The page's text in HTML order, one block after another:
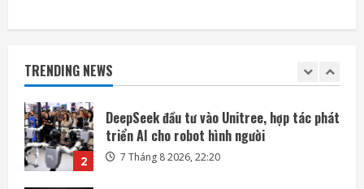
TRENDING NEWS
2
DeepSeek đầu tư vào Unitree, hợp tác phát
3
SpaceX và Tesla đầu tư 16,8 tỷ USD xây
nhà máy chip AI tại Texas
7 Tháng 8 2026, 18:00